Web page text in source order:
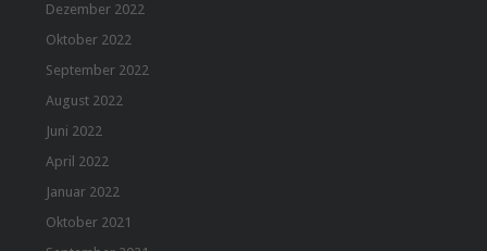
Dezember 2022
Oktober 2022
September 2022
August 2022
Juni 2022
April 2022
Januar 2022
Oktober 2021